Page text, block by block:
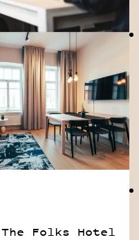
Folks Hotel